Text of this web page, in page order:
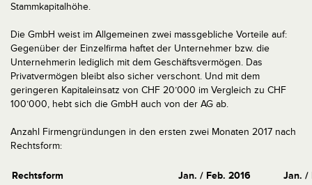
Stammkapitalhöhe.
Die GmbH weist im Allgemeinen zwei massgebliche Vorteile auf:
Gegenüber der Einzelfirma haftet der Unternehmer bzw. die
Unternehmerin lediglich mit dem Geschäftsvermögen. Das
Privatvermögen bleibt also sicher verschont. Und mit dem
geringeren Kapitaleinsatz von CHF 20’000 im Vergleich zu CHF
100’000, hebt sich die GmbH auch von der AG ab.
Anzahl Firmengründungen in den ersten zwei Monaten 2017 nach
Rechtsform:
Rechtsform Jan. / Feb. 2016
Jan. /